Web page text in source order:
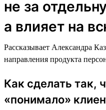
не за
а влияет на
Рассказывает Александра
направления продукта
Как сделать так,
«понимало»